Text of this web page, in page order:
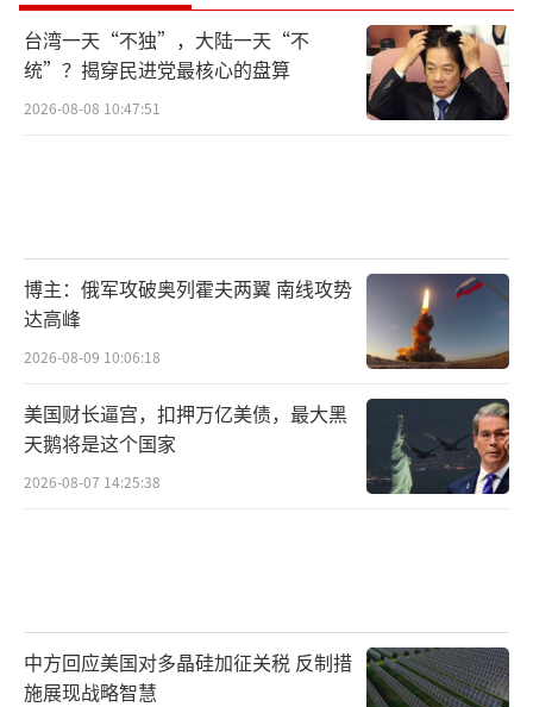
台湾一天“不独”，大陆一天“不
统”？揭穿民进党最核心的盘算
2026-08-08 10:47:51
博主：俄军攻破奥列霍夫两翼 南线攻势
达高峰
2026-08-09 10:06:18
美国财长逼宫，扣押万亿美债，最大黑
天鹅将是这个国家
2026-08-07 14:25:38
中方回应美国对多晶硅加征关税 反制措
施展现战略智慧